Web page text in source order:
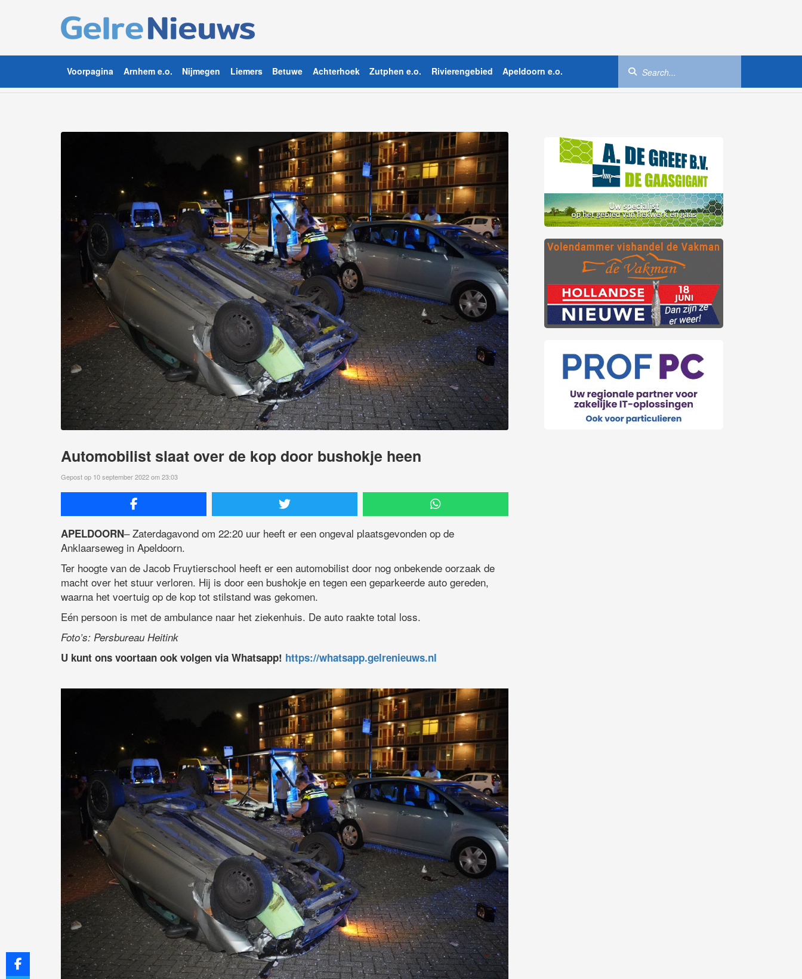
Voorpagina Arnhem e.o. Nijmegen Liemers Betuwe Achterhoek Zutphen e.o. Rivierengebied Apeldoorn e.o.
Automobilist slaat over de kop door bushokje heen
Gepost op 10 september 2022 om 23:03
APELDOORN– Zaterdagavond om 22:20 uur heeft er een ongeval plaatsgevonden op de
Anklaarseweg in Apeldoorn.
Ter hoogte van de Jacob Fruytierschool heeft er een automobilist door nog onbekende oorzaak de
macht over het stuur verloren. Hij is door een bushokje en tegen een geparkeerde auto gereden,
waarna het voertuig op de kop tot stilstand was gekomen.
Eén persoon is met de ambulance naar het ziekenhuis. De auto raakte total loss.
Foto’s: Persbureau Heitink
U kunt ons voortaan ook volgen via Whatsapp! https://whatsapp.gelrenieuws.nl